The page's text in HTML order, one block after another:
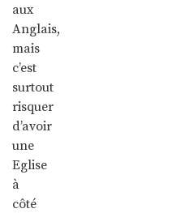
aux
Anglais,
mais
c’est
surtout
risquer
d’avoir
une
Eglise
à
côté